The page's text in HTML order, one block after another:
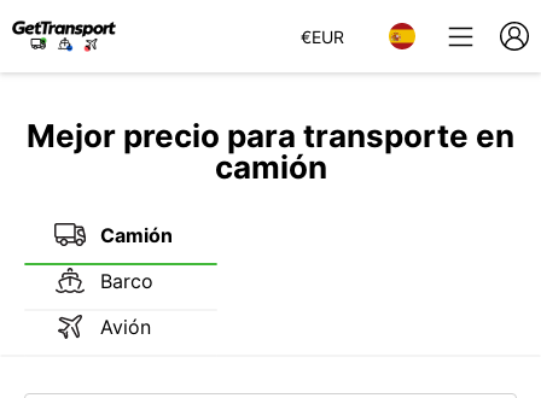
€EUR
Mejor precio para transporte en
camión
Camión
Barco
Avión